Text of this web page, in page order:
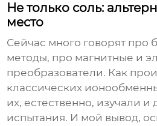
Не только соль:
место
Сейчас много говорят про
методы, про магнитные и
преобразователи. Как
классических
их, естественно, изучали
испытания. И мой вывод,